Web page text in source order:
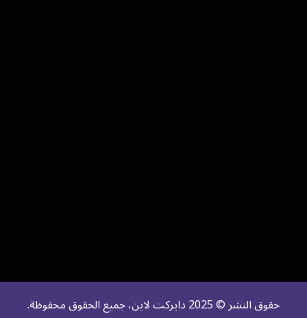
حقوق النشر © 2025 دايركت لاين، جميع الحقوق محفوظة.